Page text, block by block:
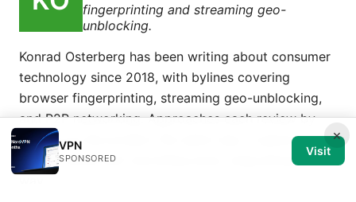
fingerprinting and streaming geo-
unblocking.
Konrad Osterberg has been writing about consumer
technology since 2018, with bylines covering
browser fingerprinting, streaming geo-unblocking,
and P2P networking. Approaches each review by
setting up the product the same way a typical
reader would and recording every snag along the
way.
×
VPN
SPONSORED
Visit